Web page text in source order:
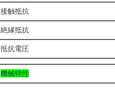
接触抵抗
絶縁抵抗
抵抗電圧
機械特性